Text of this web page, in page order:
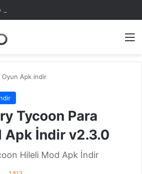
– Türkçe – Güncel 2025
Oyun Apk indir
Tycoon Para
Apk İndir v2.3.0
Hileli Mod Apk İndir